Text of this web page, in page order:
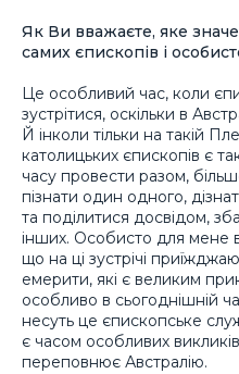
Як Ви вважаєте, яке
самих єпископів і
Це особливий час, коли
зустрітися, оскільки в
Й інколи тільки на такій
католицьких єпископів є
часу провести разом,
пізнати один одного,
та поділитися досвідом,
інших. Особисто для мене
що на ці зустрічі
емерити, які є великим
особливо в сьогоднішній
несуть це єпископське
є часом особливих
переповнює Австралію.